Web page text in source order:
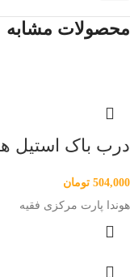
محصولات مشابه
درب باک استیل
504,000 تومان
هوندا پارت مرکزی فقیه
Instagram